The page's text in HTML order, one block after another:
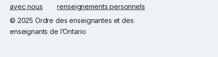
avec nous
renseignements personnels
© 2025 Ordre des enseignantes et des
enseignants de l’Ontario